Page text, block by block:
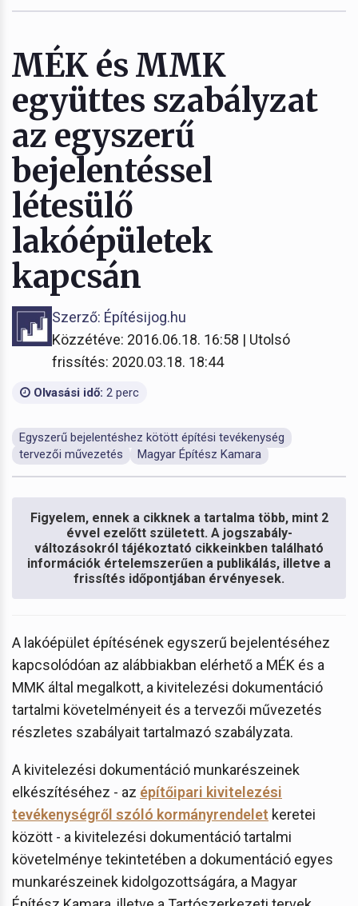
MÉK és MMK
együttes szabályzat
az egyszerű
bejelentéssel
létesülő
lakóépületek
kapcsán
Szerző: Építésijog.hu
Közzétéve: 2016.06.18. 16:58 | Utolsó
frissítés: 2020.03.18. 18:44
Olvasási idő: 2 perc
Egyszerű bejelentéshez kötött építési tevékenység
tervezői művezetés
Magyar Építész Kamara
Figyelem, ennek a cikknek a tartalma több, mint 2
évvel ezelőtt született. A jogszabály-
változásokról tájékoztató cikkeinkben található
információk értelemszerűen a publikálás, illetve a
frissítés időpontjában érvényesek.
A lakóépület építésének egyszerű bejelentéséhez
kapcsolódóan az alábbiakban elérhető a MÉK és a
MMK által megalkott, a kivitelezési dokumentáció
tartalmi követelményeit és a tervezői művezetés
részletes szabályait tartalmazó szabályzata.
A kivitelezési dokumentáció munkarészeinek
elkészítéséhez - az építőipari kivitelezési
tevékenységről szóló kormányrendelet keretei
között - a kivitelezési dokumentáció tartalmi
követelménye tekintetében a dokumentáció egyes
munkarészeinek kidolgozottságára, a Magyar